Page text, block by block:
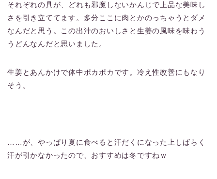
それぞれの具が、どれも邪魔しないかんじで上品な美味し
さを引き立ててます。多分ここに肉とかのっちゃうとダメ
なんだと思う。この出汁のおいしさと生姜の風味を味わう
うどんなんだと思いました。
生姜とあんかけで体中ポカポカです。冷え性改善にもなり
そう。
……が、やっぱり夏に食べると汗だくになった上しばらく
汗が引かなかったので、おすすめは冬ですねｗ